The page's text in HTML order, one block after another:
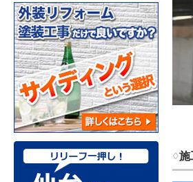
♢施